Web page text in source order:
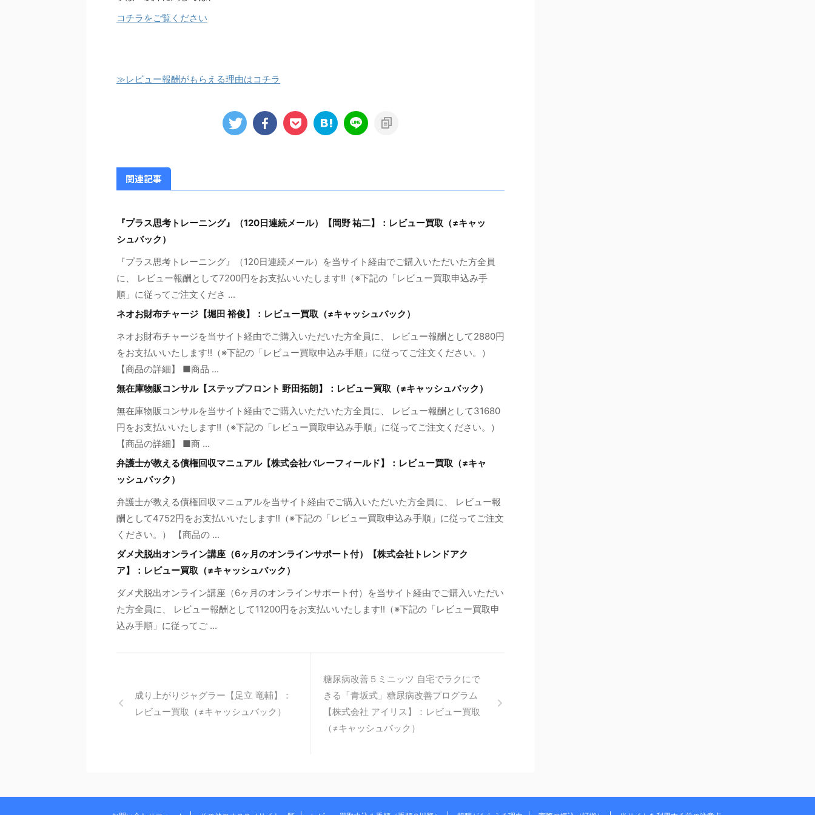
コチラをご覧ください
≫レビュー報酬がもらえる理由はコチラ
関連記事
『プラス思考トレーニング』（120日連続メール）【岡野 祐二】：レビュー買取（≠キャッ
シュバック）
『プラス思考トレーニング』（120日連続メール）を当サイト経由でご購入いただいた方全員
に、 レビュー報酬として7200円をお支払いいたします!!（※下記の「レビュー買取申込み手
順」に従ってご注文くださ ...
ネオお財布チャージ【堀田 裕俊】：レビュー買取（≠キャッシュバック）
ネオお財布チャージを当サイト経由でご購入いただいた方全員に、 レビュー報酬として2880円
をお支払いいたします!!（※下記の「レビュー買取申込み手順」に従ってご注文ください。）
【商品の詳細】 ■商品 ...
無在庫物販コンサル【ステップフロント 野田拓朗】：レビュー買取（≠キャッシュバック）
無在庫物販コンサルを当サイト経由でご購入いただいた方全員に、 レビュー報酬として31680
円をお支払いいたします!!（※下記の「レビュー買取申込み手順」に従ってご注文ください。）
【商品の詳細】 ■商 ...
弁護士が教える債権回収マニュアル【株式会社バレーフィールド】：レビュー買取（≠キャ
ッシュバック）
弁護士が教える債権回収マニュアルを当サイト経由でご購入いただいた方全員に、 レビュー報
酬として4752円をお支払いいたします!!（※下記の「レビュー買取申込み手順」に従ってご注文
ください。） 【商品の ...
ダメ犬脱出オンライン講座（6ヶ月のオンラインサポート付）【株式会社トレンドアク
ア】：レビュー買取（≠キャッシュバック）
ダメ犬脱出オンライン講座（6ヶ月のオンラインサポート付）を当サイト経由でご購入いただい
た方全員に、 レビュー報酬として11200円をお支払いいたします!!（※下記の「レビュー買取申
込み手順」に従ってご ...
成り上がりジャグラー【足立 竜輔】：
レビュー買取（≠キャッシュバック）
糖尿病改善５ミニッツ 自宅でラクにで
きる「青坂式」糖尿病改善プログラム
【株式会社 アイリス】：レビュー買取
（≠キャッシュバック）